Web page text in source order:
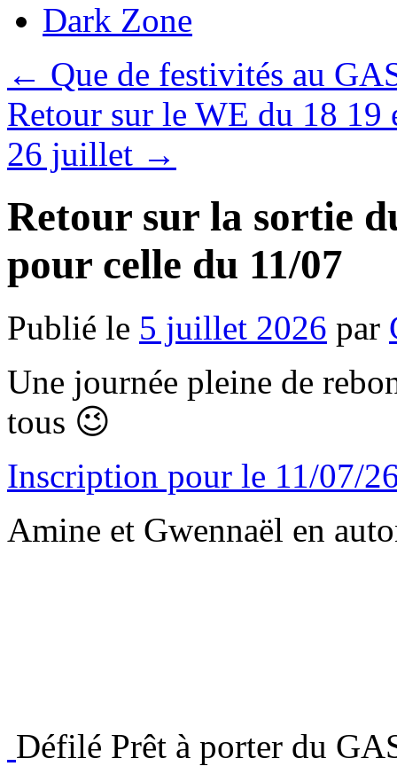
Dark Zone
← Que de festivités au
Retour sur le WE du 18
26 juillet →
Retour sur la sortie
pour celle du 11/07
Publié le 5 juillet 2026 par
Une journée pleine de
tous 😉
Inscription pour le 11/07/
Amine et Gwennaël en
Défilé Prêt à porter du